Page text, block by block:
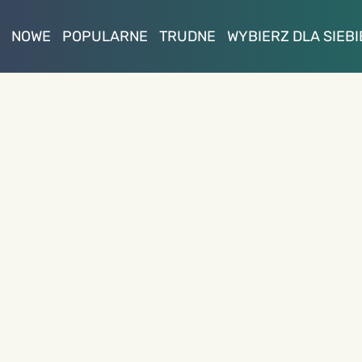
NOWE POPULARNE TRUDNE WYBIERZ DLA